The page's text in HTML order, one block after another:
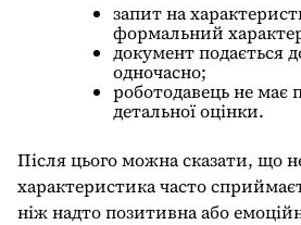
запит на
формальний
документ подається
одночасно;
роботодавець не має
детальної оцінки.
Після цього можна сказати, що
характеристика часто
ніж надто позитивна або